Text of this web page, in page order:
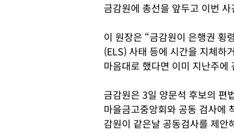
금감원에 총선을 앞두고 이번
이 원장은 “금감원이 은행권 횡
(ELS) 사태 등에 시간을 지체하
마음대로 했다면 이미 지난주
금감원은 3일 양문석 후보의 편
마을금고중앙회와 공동 검사에
감원이 같은날 공동검사를 제안